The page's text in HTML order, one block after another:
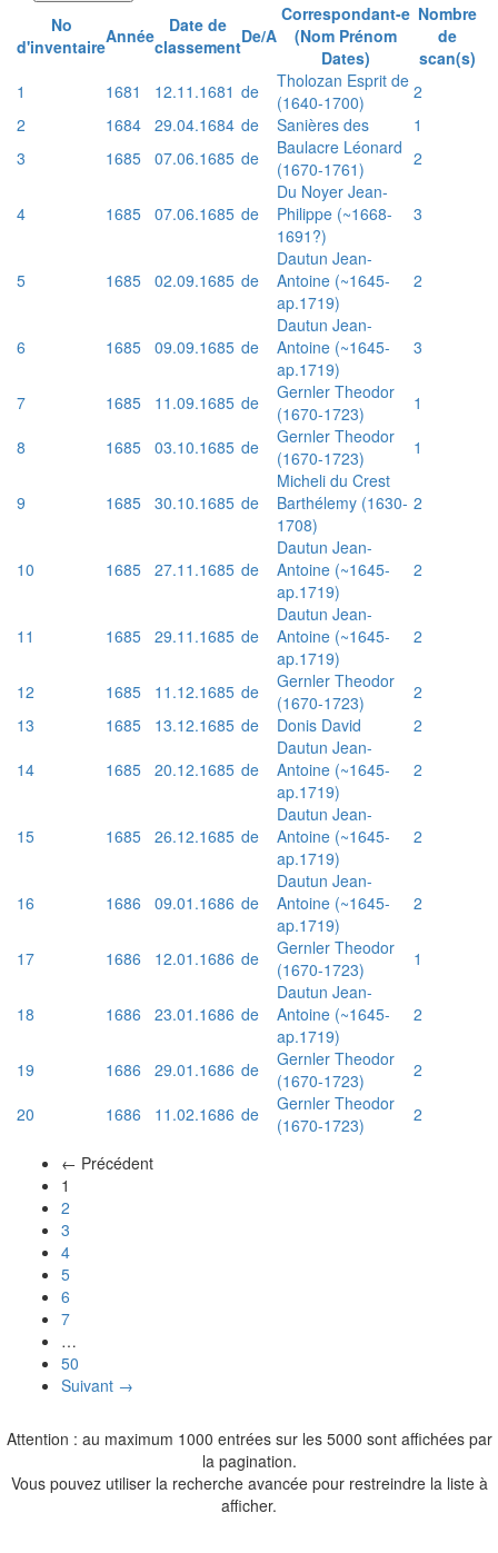
No
d'inventaireAnnée
Date de
classementDe/A
Correspondant-e
(Nom Prénom
Dates)
Nombre
de
scan(s)
1
1681 12.11.1681 de
Tholozan Esprit de
(1640-1700)
2
2
1684 29.04.1684 de Sanières des
1
3
1685 07.06.1685 de
Baulacre Léonard
(1670-1761)
2
4 1685 07.06.1685 de
Du Noyer Jean-
Philippe (~1668-
1691?)
3
5 1685 02.09.1685 de
Dautun Jean-
Antoine (~1645-
ap.1719)
2
6 1685 09.09.1685 de
Dautun Jean-
Antoine (~1645-
ap.1719)
3
7 1685 11.09.1685 de
Gernler Theodor
(1670-1723)
1
8
1685 03.10.1685 de
Gernler Theodor
(1670-1723)
1
9 1685 30.10.1685 de
Micheli du Crest
Barthélemy (1630-
1708)
2
10 1685 27.11.1685 de
Dautun Jean-
Antoine (~1645-
ap.1719)
2
11 1685 29.11.1685 de
Dautun Jean-
Antoine (~1645-
ap.1719)
2
12 1685 11.12.1685 de
Gernler Theodor
(1670-1723)
2
13
1685 13.12.1685 de Donis David
2
14
1685 20.12.1685 de
Dautun Jean-
Antoine (~1645-
ap.1719)
2
15 1685 26.12.1685 de
Dautun Jean-
Antoine (~1645-
ap.1719)
2
16 1686 09.01.1686 de
Dautun Jean-
Antoine (~1645-
ap.1719)
2
17 1686 12.01.1686 de
Gernler Theodor
(1670-1723)
1
18 1686 23.01.1686 de
Dautun Jean-
Antoine (~1645-
ap.1719)
2
19 1686 29.01.1686 de
Gernler Theodor
(1670-1723)
2
20
1686 11.02.1686 de
Gernler Theodor
(1670-1723)
2
← Précédent
1
2
3
4
5
6
7
…
50
Suivant →
Attention : au maximum 1000 entrées sur les 5000 sont affichées par
la pagination.
Vous pouvez utiliser la recherche avancée pour restreindre la liste à
afficher.